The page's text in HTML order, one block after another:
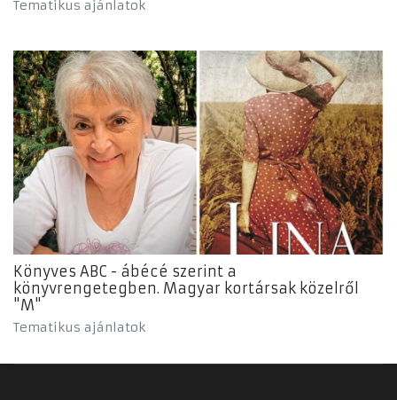
Tematikus ajánlatok
Könyves ABC - ábécé szerint a
könyvrengetegben. Magyar kortársak közelről
"M"
Tematikus ajánlatok